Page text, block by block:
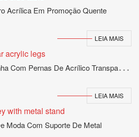
Acrílica Em Promoção Quente
LEIA MAIS
C
Adeira De Escrivaninha Com Pernas De Acrílico Transparente
LEIA MAIS
Moda Com Suporte De Metal